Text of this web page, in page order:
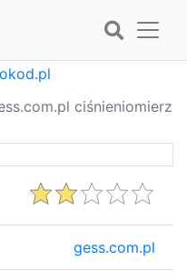
ciśnieniomierz
gess.com.pl